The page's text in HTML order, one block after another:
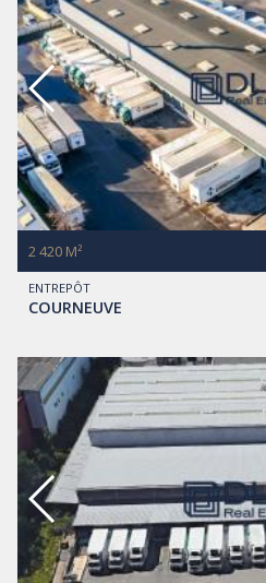
ENTREPÔT
COURNEUVE
2 420 M²